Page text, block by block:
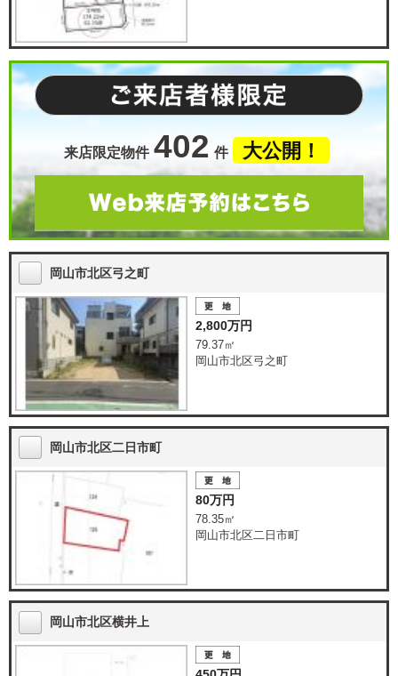
来店限定物件 402 件 大公開！
岡山市北区弓之町
2,800万円
79.37㎡
岡山市北区弓之町
岡山市北区二日市町
80万円
78.35㎡
岡山市北区二日市町
岡山市北区横井上